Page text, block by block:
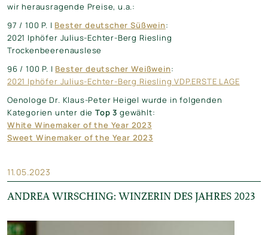
wir herausragende Preise, u.a.:
97 / 100 P. | Bester deutscher Süßwein:
2021 Iphöfer Julius-Echter-Berg Riesling
Trockenbeerenauslese
96 / 100 P. | Bester deutscher Weißwein:
2021 Iphöfer Julius-Echter-Berg Riesling VDP.ERSTE LAGE
Oenologe Dr. Klaus-Peter Heigel wurde in folgenden
Kategorien unter dieTop 3 gewählt:
White Winemaker of the Year 2023
Sweet Winemaker of the Year 2023
11.05.2023
ANDREA WIRSCHING: WINZERIN DES JAHRES 2023